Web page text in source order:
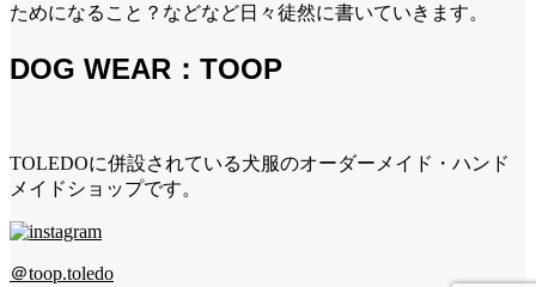
ためになること？などなど日々徒然に書いていきます。
DOG WEAR：TOOP
TOLEDOに併設されている犬服のオーダーメイド・ハンド
メイドショップです。
＠toop.toledo